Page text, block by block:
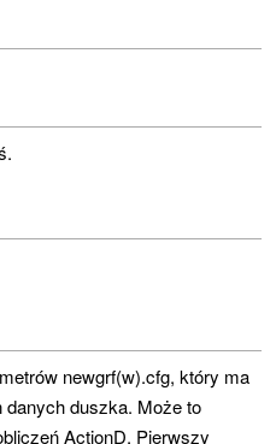
newgrf(w).cfg, który ma
duszka. Może to
ActionD. Pierwszy